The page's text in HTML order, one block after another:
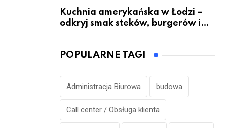
Kuchnia amerykańska w Łodzi –
odkryj smak steków, burgerów i
POPULARNE TAGI
Administracja Biurowa budowa
Call center / Obsługa klienta